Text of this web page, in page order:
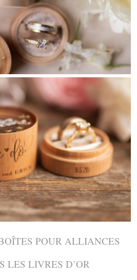
POUR ALLIANCES
LES LIVRES D’OR